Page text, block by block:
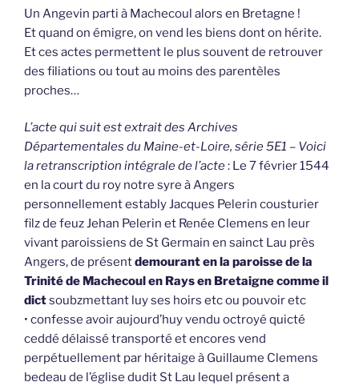
Un Angevin parti à Machecoul alors en Bretagne !
Et quand on émigre, on vend les biens dont on hérite.
Et ces actes permettent le plus souvent de retrouver
des filiations ou tout au moins des parentèles
proches…
L’acte qui suit est extrait des Archives
Départementales du Maine-et-Loire, série 5E1 – Voici
la retranscription intégrale de l’acte: Le 7 février 1544
en la court du roy notre syre à Angers
personnellement estably Jacques Pelerin cousturier
filz de feuz Jehan Pelerin et Renée Clemens en leur
vivant paroissiens de St Germain en sainct Lau près
Angers, de présentdemourant en la paroisse de la
Trinité de Machecoul en Rays en Bretaigne comme il
dictsoubzmettant luy ses hoirs etc ou pouvoir etc
• confesse avoir aujourd’huy vendu octroyé quicté
ceddé délaissé transporté et encores vend
perpétuellement par héritaige à Guillaume Clemens
bedeau de l’église dudit St Lau lequel présent a